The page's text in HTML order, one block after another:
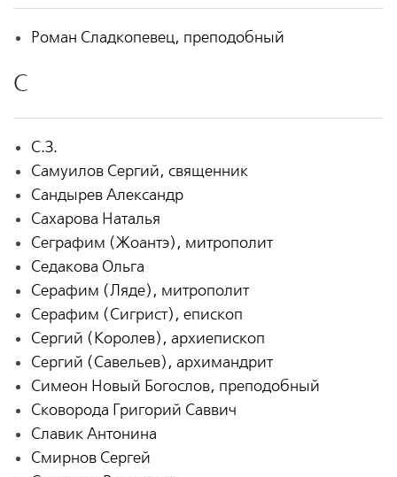
Роман Сладкопевец, преподобный
С
С.З.
Самуилов Сергий, священник
Сандырев Александр
Сахарова Наталья
Сеграфим (Жоантэ), митрополит
Седакова Ольга
Серафим (Ляде), митрополит
Серафим (Сигрист), епископ
Сергий (Королев), архиепископ
Сергий (Савельев), архимандрит
Симеон Новый Богослов, преподобный
Сковорода Григорий Саввич
Славик Антонина
Смирнов Сергей